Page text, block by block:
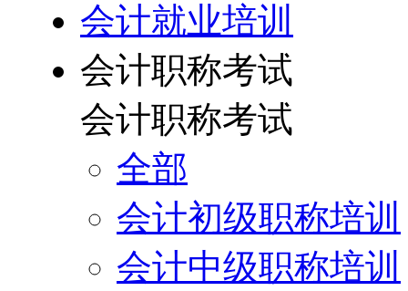
会计就业培训
会计职称考试
会计职称考试
全部
会计初级职称培训
会计中级职称培训